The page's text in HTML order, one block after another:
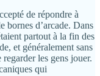
de répondre à
bornes d’arcade. Dans
partout à la fin des
et généralement sans
les gens jouer.
qui